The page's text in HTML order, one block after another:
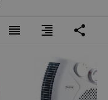
reorder format_align_right share